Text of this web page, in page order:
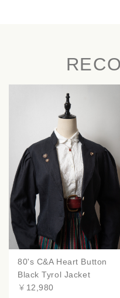
80's C&A Heart Button
Black Tyrol Jacket
￥12,980